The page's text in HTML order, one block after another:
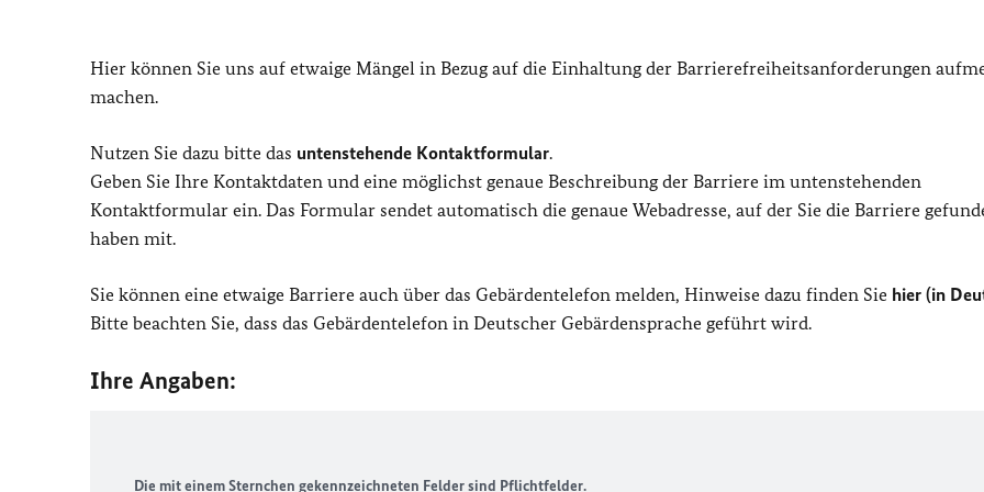
Hier können Sie uns auf etwaige Mängel in Bezug auf die Einhaltung der Barrierefreiheitsanforderungen
machen.
Nutzen Sie dazu bitte das untenstehende Kontaktformular.
Geben Sie Ihre Kontaktdaten und eine möglichst genaue Beschreibung der Barriere im untenstehenden
Kontaktformular ein. Das Formular sendet automatisch die genaue Webadresse, auf der Sie die Barriere
haben mit.
Sie können eine etwaige Barriere auch über das Gebärdentelefon melden, Hinweise dazu finden Sie hier (in
Bitte beachten Sie, dass das Gebärdentelefon in Deutscher Gebärdensprache geführt wird.
Ihre Angaben:
Die mit einem Sternchen gekennzeichneten Felder sind Pflichtfelder.